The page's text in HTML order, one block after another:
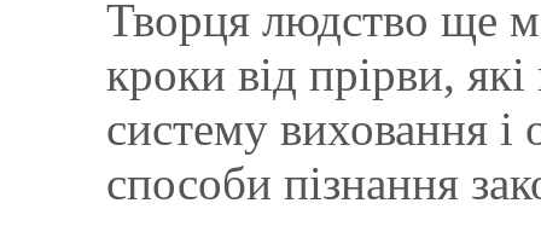
Творця людство ще
кроки вiд прiрви,
систему виховання i
способи пiзнання